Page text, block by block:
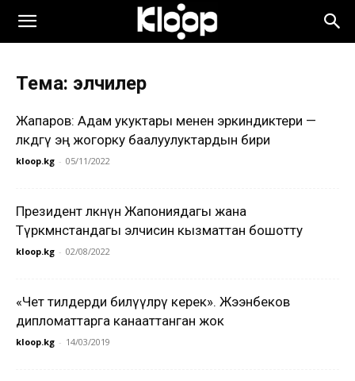
Тема: элчилер
Жапаров: Адам укуктары менен эркиндиктери —
өлкөдөгү эң жогорку баалуулуктардын бири
kloop.kg - 05/11/2022
Президент өлкөнүн Жапониядагы жана
Түркмөнстандагы элчисин кызматтан бошотту
kloop.kg - 02/08/2022
«Чет тилдерди билүүлөрү керек». Жээнбеков
дипломаттарга канааттанган жок
kloop.kg - 14/03/2019